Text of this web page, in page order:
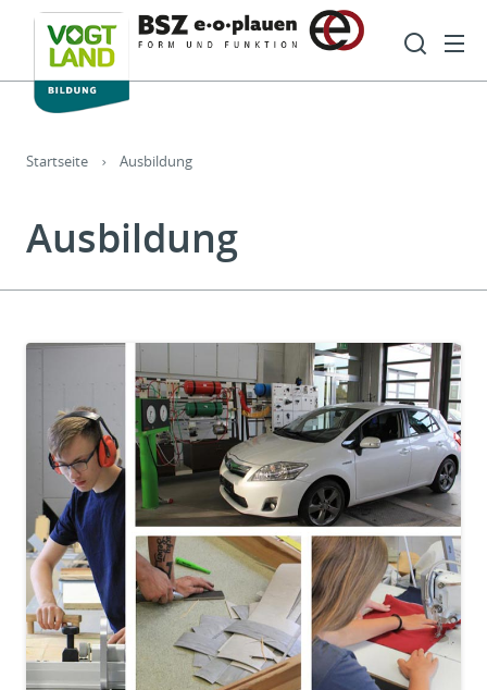
Hauptnavigation
Sie sind hier:
Startseite Ausbildung
Ausbildung